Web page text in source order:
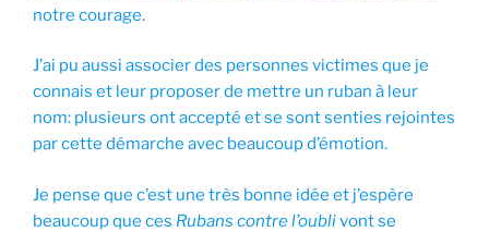
notre courage.
J’ai pu aussi associer des personnes victimes que je
connais et leur proposer de mettre un ruban à leur
nom: plusieurs ont accepté et se sont senties rejointes
par cette démarche avec beaucoup d’émotion.
Je pense que c’est une très bonne idée et j’espère
beaucoup que ces Rubans contre l’oublivont se